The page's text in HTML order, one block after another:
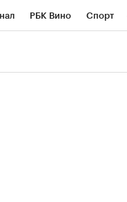
РБК Вино Спорт